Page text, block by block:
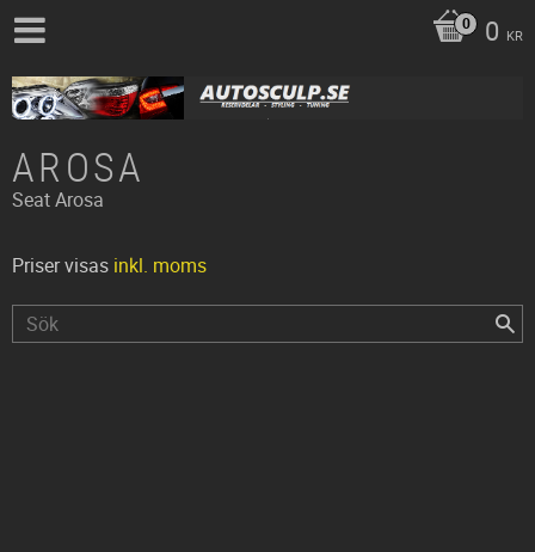
0 KR
AROSA
SeatArosa
Priser visas inkl. moms